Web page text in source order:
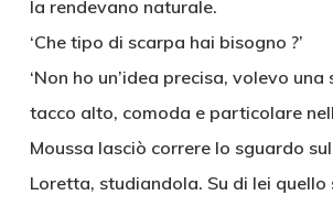
la rendevano naturale.
‘Che tipo di scarpa hai bisogno ?’
‘Non ho un’idea precisa, volevo una
tacco alto, comoda e particolare
Moussa lasciò correre lo sguardo
Loretta, studiandola. Su di lei